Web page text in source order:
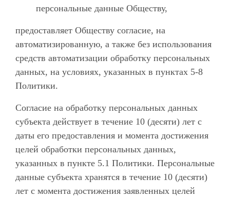
персональные данные Обществу,
предоставляет Обществу согласие, на
автоматизированную, а также без использования
средств автоматизации обработку персональных
данных, на условиях, указанных в пунктах 5-8
Политики.
Согласие на обработку персональных данных
субъекта действует в течение 10 (десяти) лет с
даты его предоставления и момента достижения
целей обработки персональных данных,
указанных в пункте 5.1 Политики. Персональные
данные субъекта хранятся в течение 10 (десяти)
лет с момента достижения заявленных целей